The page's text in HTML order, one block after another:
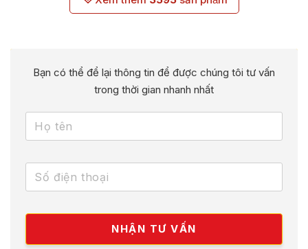
Bạn có thể để lại thông tin để được chúng tôi tư vấn
trong thời gian nhanh nhất